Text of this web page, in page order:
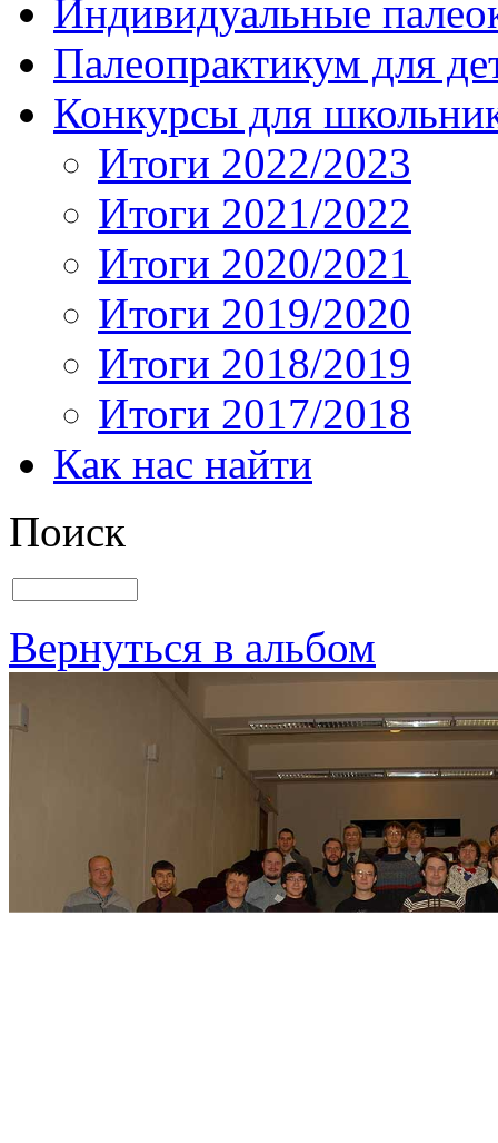
Индивидуальные
Палеопрактикум для
Конкурсы для
Итоги 2022/2023
Итоги 2021/2022
Итоги 2020/2021
Итоги 2019/2020
Итоги 2018/2019
Итоги 2017/2018
Как нас найти
Поиск
Вернуться в альбом